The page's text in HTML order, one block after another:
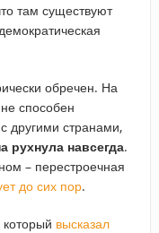
там существуют
обречен. На
способен
другими странами,
рухнула навсегда.
– перестроечная
до сих пор.
который высказал